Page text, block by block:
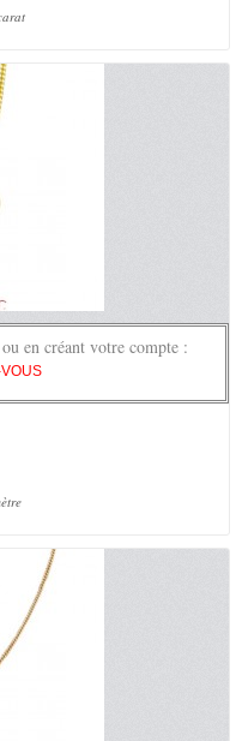
en créant votre compte :